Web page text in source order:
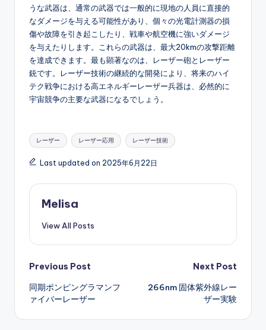
うな武器は、通常の武器では一般的に現地の人員に直接的
なダメージを与える可能性があり、個々の光電計測器の損
傷や故障を引き起こしたり、戦車や航空機に強いダメージ
を与えたりします。これらの武器は、最大20kmの攻撃距離
を達成できます。最も顕著なのは、レーザー砲とレーザー
銃です。レーザー技術の継続的な開発により、将来のハイ
テク戦争における高エネルギーレーザー兵器は、必然的に
宇宙競争の主要な武器になるでしょう。
Tags:
レーザー レーザー応用 レーザー技術
Last updated on 2025年6月22日
Melisa
View All Posts
Post
navigation
Previous Post
同期ポンピングラマンフ
ァイバーレーザー
Next Post
266nm 固体紫外線レー
ザー実験